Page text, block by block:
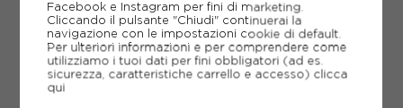
CONSIGLIATI DA NOI
Facebook e Instagram per fini di marketing.
Cliccando il pulsante "Chiudi" continuerai la
navigazione con le impostazioni cookie di default.
Per ulteriori informazioni e per comprendere come
utilizziamo i tuoi dati per fini obbligatori (ad es.
sicurezza, caratteristiche carrello e accesso) clicca
qui